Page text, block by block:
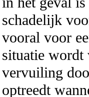
schadelijk
vooral voor
situatie wordt
vervuiling
optreedt